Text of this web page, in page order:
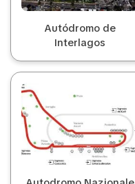
Autódromo de
Interlagos